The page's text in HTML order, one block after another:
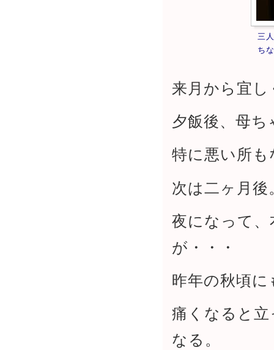
三
ち
来月から宜
夕飯後、母
特に悪い所
次は二ヶ月後
夜になって
が・・・
昨年の秋頃
痛くなると
なる。